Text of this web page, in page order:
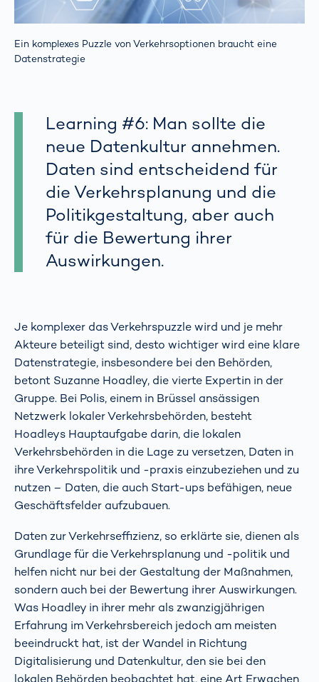
Ein komplexes Puzzle von Verkehrsoptionen braucht eine
Datenstrategie
Learning #6: Man sollte die
neue Datenkultur annehmen.
Daten sind entscheidend für
die Verkehrsplanung und die
Politikgestaltung, aber auch
für die Bewertung ihrer
Auswirkungen.
Je komplexer das Verkehrspuzzle wird und je mehr
Akteure beteiligt sind, desto wichtiger wird eine klare
Datenstrategie, insbesondere bei den Behörden,
betont Suzanne Hoadley, die vierte Expertin in der
Gruppe. Bei Polis, einem in Brüssel ansässigen
Netzwerk lokaler Verkehrsbehörden, besteht
Hoadleys Hauptaufgabe darin, die lokalen
Verkehrsbehörden in die Lage zu versetzen, Daten in
ihre Verkehrspolitik und -praxis einzubeziehen und zu
nutzen – Daten, die auch Start-ups befähigen, neue
Geschäftsfelder aufzubauen.
Daten zur Verkehrseffizienz, so erklärte sie, dienen als
Grundlage für die Verkehrsplanung und -politik und
helfen nicht nur bei der Gestaltung der Maßnahmen,
sondern auch bei der Bewertung ihrer Auswirkungen.
Was Hoadley in ihrer mehr als zwanzigjährigen
Erfahrung im Verkehrsbereich jedoch am meisten
beeindruckt hat, ist der Wandel in Richtung
Digitalisierung und Datenkultur, den sie bei den
lokalen Behörden beobachtet hat, eine Art Erwachen